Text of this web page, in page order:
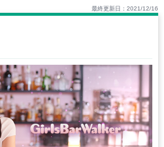
最終更新日：2021/12/16